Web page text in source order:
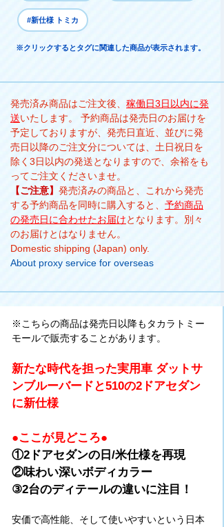
#新仕様 トミカ
※クリックするとタグに関連した商品が表示されます。
発売済み商品はご注文後、 稼働日3日以内に発
送いたします。 予約商品は発売日のお届けを
予定しておりますが、発売日直近、並びに発
売日以降のご注文分については、土日祝日を
除く3日以内の発送となりますので、余裕をも
ってご注文くださいませ。
【ご注意】 発売済みの商品と、これから発売
する予約商品を同時に購入すると、 予約商品
の発売日に合わせたお届けとなります。別々
のお届けとはなりません。
Domestic shipping (Japan) only.
About proxy service for overseas
※こちらの商品は発売日以降もタカラトミー
モールで販売することがあります。
新たな時代を担った実用車 ダットサ
ンブルーバードと510の2ドアセダン
に新仕様
●ここが見どころ●
①2ドアセダンの日/米仕様を再現
②味わい深いボディカラー
③2台のディテールの違いに注目！
安価で高性能、そして使いやすいという日本